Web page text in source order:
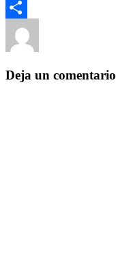
Twitter
Compartir
Deja un comentario